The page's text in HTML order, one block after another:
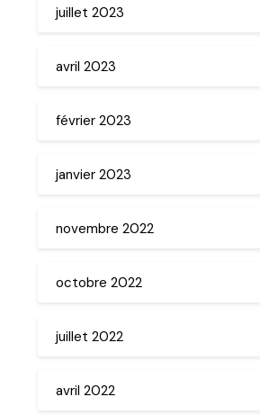
juillet 2023
avril 2023
février 2023
janvier 2023
novembre 2022
octobre 2022
juillet 2022
avril 2022